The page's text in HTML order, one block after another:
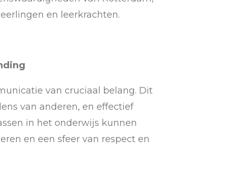
en leerkrachten.
van cruciaal belang. Dit
van anderen, en effectief
in het onderwijs kunnen
en een sfeer van respect en